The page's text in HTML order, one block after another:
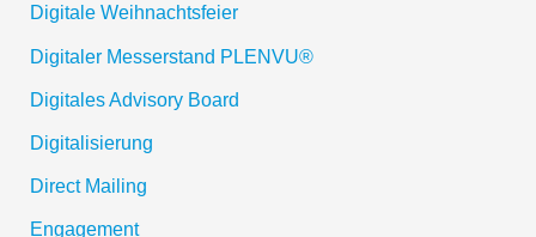
Digitale Weihnachtsfeier
Digitaler Messerstand PLENVU®
Digitales Advisory Board
Digitalisierung
Direct Mailing
Engagement